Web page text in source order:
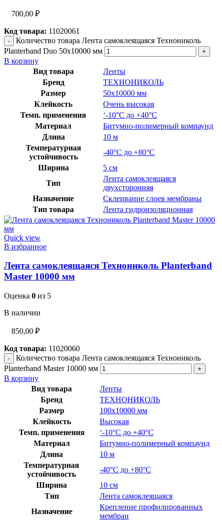
700,00 ₽
Код товара: 11020061
Количество товара Лента самоклеящаяся Технониколь
Planterband Duo 50х10000 мм
В корзину
Вид товара
Ленты
Бренд
ТЕХНОНИКОЛЬ
Размер
50х10000 мм
Клейкость
Очень высокая
Темп. применения
‘-10°C до +40°C
Материал
Битумно-полимерный компаунд
Длина
10 м
Температурная
устойчивость
-40°C до +80°C
Ширина
5 см
Тип
Лента самоклеящаяся
двухсторонняя
Назначение
Склеивание слоев мембраны
Тип товара
Лента гидроизоляционная
Quick view
В избранное
Лента самоклеящаяся Технониколь Planterband
Master 10000 мм
Оценка 0 из 5
В наличии
850,00 ₽
Код товара: 11020060
Количество товара Лента самоклеящаяся Технониколь
Planterband Master 10000 мм
В корзину
Вид товара
Ленты
Бренд
ТЕХНОНИКОЛЬ
Размер
100х10000 мм
Клейкость
Высокая
Темп. применения
‘-10°C до +40°C
Материал
Битумно-полимерный компаунд
Длина
10 м
Температурная
устойчивость
-40°C до +80°C
Ширина
10 см
Тип
Лента самоклеящаяся
Назначение
Крепление профилированных
мембран